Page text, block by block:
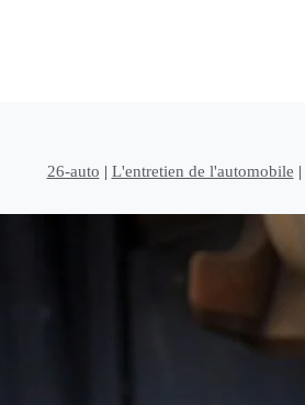
26-auto | L'entretien de l'automobile |